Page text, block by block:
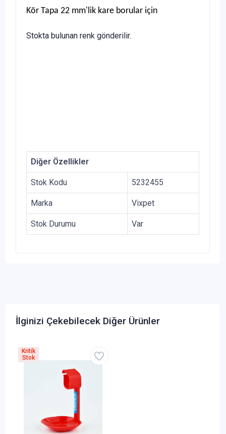
Kör Tapa 22 mm'lik kare borular için
Stokta bulunan renk gönderilir.
Diğer Özellikler
Stok Kodu 5232455
Marka Vixpet
Stok Durumu Var
İlginizi Çekebilecek Diğer Ürünler
Kritik
Stok